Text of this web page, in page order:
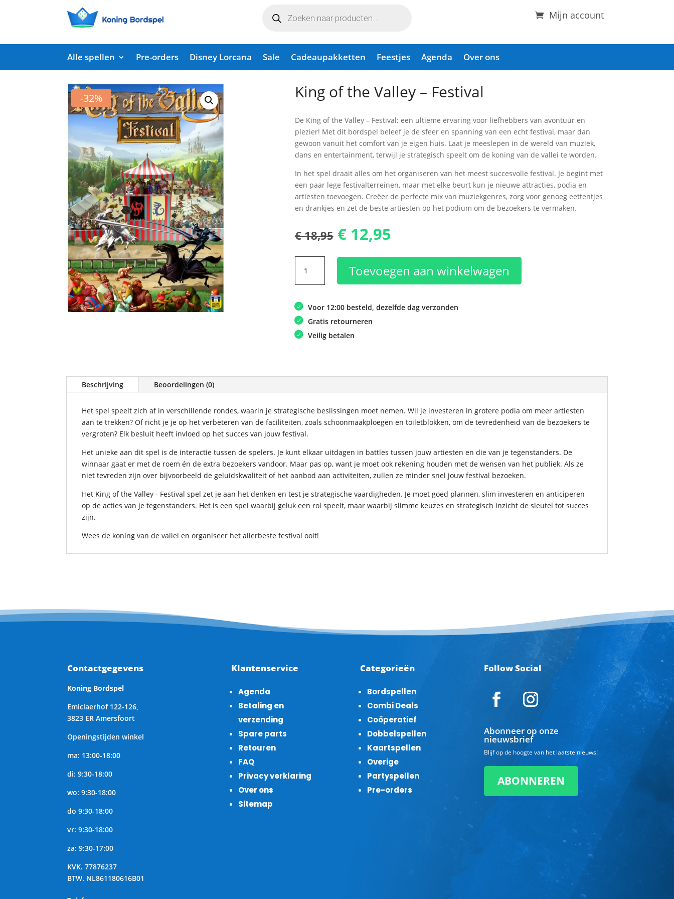
zoeken Mijn account
Alle spellen Pre-orders Disney Lorcana Sale Cadeaupakketten Feestjes Agenda Over ons
Start /Shop/Bordspellen / King of the Valley – Festival
-32% King of the Valley – Festival
De King of the Valley – Festival: een ultieme ervaring voor liefhebbers van avontuur en
plezier! Met dit bordspel beleef je de sfeer en spanning van een echt festival, maar dan
gewoon vanuit het comfort van je eigen huis. Laat je meeslepen in de wereld van muziek,
dans en entertainment, terwijl je strategisch speelt om de koning van de vallei te worden.
In het spel draait alles om het organiseren van het meest succesvolle festival. Je begint met
een paar lege festivalterreinen, maar met elke beurt kun je nieuwe attracties, podia en
artiesten toevoegen. Creëer de perfecte mix van muziekgenres, zorg voor genoeg eettentjes
en drankjes en zet de beste artiesten op het podium om de bezoekers te vermaken.
€18,95 Oorspronkelijke
prijs
was:
€ 18,95.
€12,95Huidige
is:
€ 12,95.
the
-
Festival
aantal
Toevoegen aan winkelwagen
Voor 12:00 besteld, dezelfde dag verzonden
Gratis retourneren
Veilig betalen
Beschrijving Beoordelingen (0)
Het spel speelt zich af in verschillende rondes, waarin je strategische beslissingen moet nemen. Wil je investeren in grotere podia om meer artiesten
aan te trekken? Of richt je je op het verbeteren van de faciliteiten, zoals schoonmaakploegen en toiletblokken, om de tevredenheid van de bezoekers te
vergroten? Elk besluit heeft invloed op het succes van jouw festival.
Het unieke aan dit spel is de interactie tussen de spelers. Je kunt elkaar uitdagen in battles tussen jouw artiesten en die van je tegenstanders. De
winnaar gaat er met de roem én de extra bezoekers vandoor. Maar pas op, want je moet ook rekening houden met de wensen van het publiek. Als ze
niet tevreden zijn over bijvoorbeeld de geluidskwaliteit of het aanbod aan activiteiten, zullen ze minder snel jouw festival bezoeken.
Het King of the Valley - Festival spel zet je aan het denken en test je strategische vaardigheden. Je moet goed plannen, slim investeren en anticiperen
op de acties van je tegenstanders. Het is een spel waarbij geluk een rol speelt, maar waarbij slimme keuzes en strategisch inzicht de sleutel tot succes
zijn.
Wees de koning van de vallei en organiseer het allerbeste festival ooit!
Contactgegevens
Koning Bordspel
Emiclaerhof 122-126,
3823 ER Amersfoort
Openingstijden winkel
ma: 13:00-18:00
di: 9:30-18:00
wo: 9:30-18:00
do 9:30-18:00
vr: 9:30-18:00
za: 9:30-17:00
KVK. 77876237
BTW. NL861180616B01
Klantenservice
Agenda
Betaling en
verzending
Spare parts
Retouren
FAQ
Privacy verklaring
Over ons
Sitemap
Categorieën
Bordspellen
Combi Deals
Coöperatief
Dobbelspellen
Kaartspellen
Overige
Partyspellen
Pre-orders
Follow Social
Abonneer op onze
nieuwsbrief
Blijf op de hoogte van het laatste nieuws!
ABONNEREN